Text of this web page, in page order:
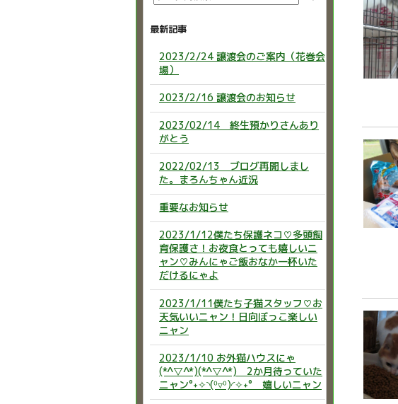
最新記事
2023/2/24 譲渡会のご案内（花巻会
場）
2023/2/16 譲渡会のお知らせ
2023/02/14 終生預かりさんあり
がとう
2022/02/13 ブログ再開しまし
た。まろんちゃん近況
重要なお知らせ
2023/1/12僕たち保護ネコ♡多頭飼
育保護さ！お夜食とっても嬉しいニ
ャン♡みんにゃご飯おなか一杯いた
だけるにゃよ
2023/1/11僕たち子猫スタッフ♡お
天気いいニャン！日向ぼっこ楽しい
ニャン
2023/1/10 お外猫ハウスにゃ
(*^▽^*)(*^▽^*) 2か月待っていた
ニャン°˖✧◝(⁰▿⁰)◜✧˖° 嬉しいニャン